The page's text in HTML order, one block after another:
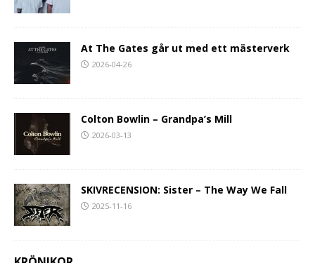
At The Gates går ut med ett mästerverk
2026-04-26
Colton Bowlin – Grandpa’s Mill
2026-03-13
SKIVRECENSION: Sister – The Way We Fall
2025-11-16